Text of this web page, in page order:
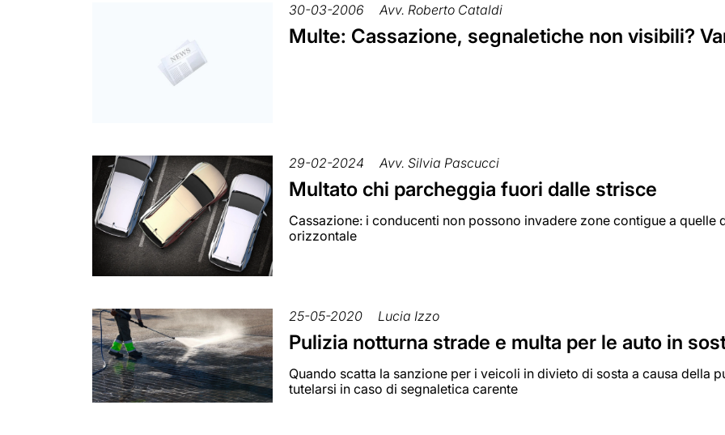
30-03-2006 Avv. Roberto Cataldi
Multe: Cassazione, segnaletiche non visibili?
29-02-2024 Avv. Silvia Pascucci
Multato chi parcheggia fuori dalle strisce
Cassazione: i conducenti non possono invadere zone contigue a quelle
orizzontale
25-05-2020 Lucia Izzo
Pulizia notturna strade e multa per le auto in
Quando scatta la sanzione per i veicoli in divieto di sosta a causa della
tutelarsi in caso di segnaletica carente